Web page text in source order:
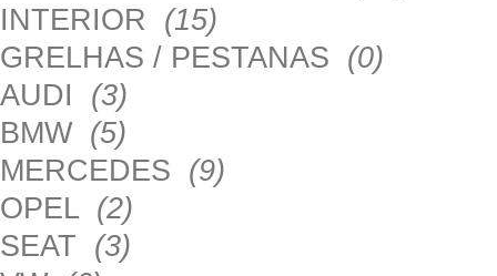
INTERIOR (15)
GRELHAS / PESTANAS (0)
AUDI (3)
BMW (5)
MERCEDES (9)
OPEL (2)
SEAT (3)